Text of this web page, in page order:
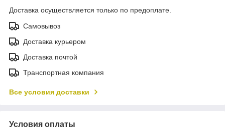
Доставка осуществляется только по предоплате.
Самовывоз
Доставка курьером
Доставка почтой
Транспортная компания
Все условия доставки
Условия оплаты